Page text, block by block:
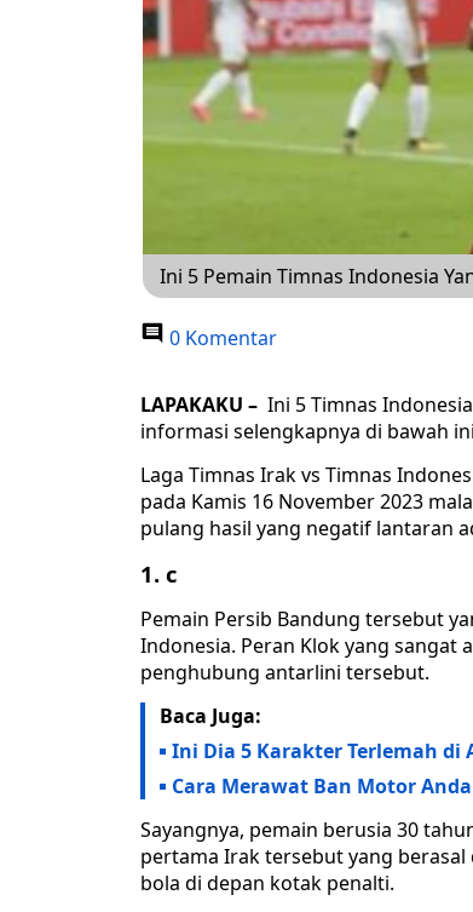
Ini 5 Pemain Timnas Indonesia
0 Komentar
LAPAKAKU – Ini 5 Timnas
informasi selengkapnya di bawah
Laga Timnas Irak vs Timnas
pada Kamis 16 November 2023
pulang hasil yang negatif lantaran
1. c
Pemain Persib Bandung tersebut
Indonesia. Peran Klok yang
penghubung antarlini tersebut.
Baca Juga:
Ini Dia 5 Karakter Terlemah di
Cara Merawat Ban Motor
Sayangnya, pemain berusia 30
pertama Irak tersebut yang
bola di depan kotak penalti.